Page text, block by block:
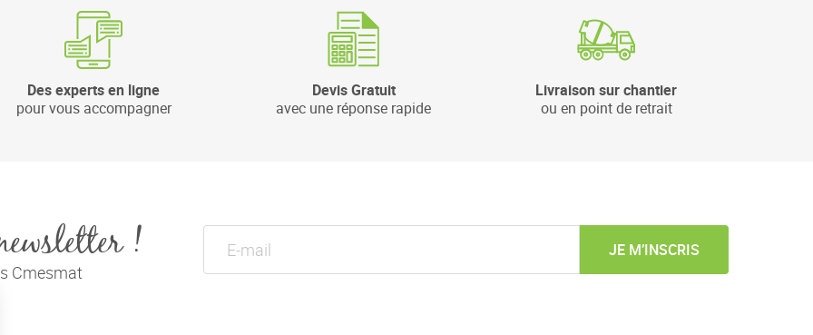
Des experts en ligne
pour vous accompagner
Devis Gratuit
avec une réponse rapide
Livraison sur chantier
ou en point de retrait
!
Cmesmat
JE M’INSCRIS